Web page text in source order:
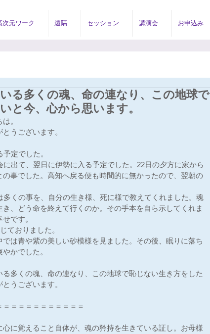
次元ワーク 遠隔 セッション 講演会 お申込み
る多くの魂、命の連なり、この地球で
と今、心から思います。
。
うございます。
定でした。
出て、翌日に伊勢に入る予定でした。22日の夕方に家から
事でした。高知へ戻る便も時間的に無かったので、翌朝の
多くの事を、自分の生き様、死に様で教えてくれました。魂
、どう命を終えて行くのか。その手本を自ら示してくれま
です。
ておりました。
は青や紫の美しい砂模様を見ました。その後、眠りに落ち
かでした。
多くの魂、命の連なり、この地球で恥じない生き方をした
うございます。
＝＝＝＝＝＝＝＝＝＝
に覚えること自体が、魂の矜持を生きている証し。お母様